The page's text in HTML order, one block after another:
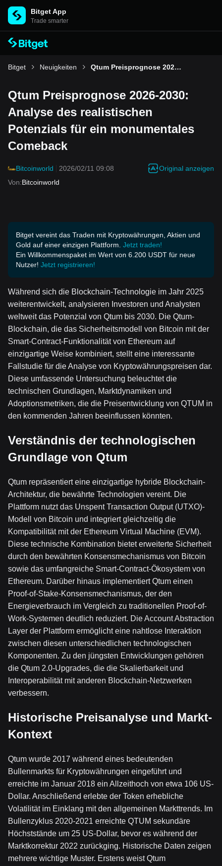
Bitget App
Trade smarter
Bitget Neuigkeiten Qtum Preisprognose 2026-2030: Analyse des realistischen Potenzials für ein monumentales Comeback
Qtum Preisprognose 2026-2030:
Analyse des realistischen
Potenzials für ein monumentales
Comeback
Bitcoinworld 2026/02/11 09:08
Original anzeigen
Von:Bitcoinworld
Bitget vereint das Traden mit Kryptowährungen, Aktien und
Gold auf einer einzigen Plattform. Jetzt traden!
Ein Willkommenspaket im Wert von 6.200 USDT für neue
Nutzer! Jetzt registrieren!
Während sich die Blockchain-Technologie im Jahr 2025
weiterentwickelt, analysieren Investoren und Analysten
weltweit das Potenzial von Qtum bis 2030. Die Qtum-
Blockchain, die das Sicherheitsmodell von Bitcoin mit der
Smart-Contract-Funktionalität von Ethereum auf
einzigartige Weise kombiniert, stellt eine interessante
Fallstudie für die Analyse von Kryptowährungspreisen dar.
Diese umfassende Untersuchung beleuchtet die
technischen Grundlagen, Marktdynamiken und
Adoptionsmetriken, die die Preisentwicklung von QTUM in
den kommenden Jahren beeinflussen könnten.
Verständnis der technologischen
Grundlage von Qtum
Qtum repräsentiert eine einzigartige hybride Blockchain-
Architektur, die bewährte Technologien vereint. Die
Plattform nutzt das Unspent Transaction Output (UTXO)-
Modell von Bitcoin und integriert gleichzeitig die
Kompatibilität mit der Ethereum Virtual Machine (EVM).
Diese technische Kombination bietet erweiterte Sicherheit
durch den bewährten Konsensmechanismus von Bitcoin
sowie das umfangreiche Smart-Contract-Ökosystem von
Ethereum. Darüber hinaus implementiert Qtum einen
Proof-of-Stake-Konsensmechanismus, der den
Energieverbrauch im Vergleich zu traditionellen Proof-of-
Work-Systemen deutlich reduziert. Die Account Abstraction
Layer der Plattform ermöglicht eine nahtlose Interaktion
zwischen diesen unterschiedlichen technologischen
Komponenten. Zu den jüngsten Entwicklungen gehören
die Qtum 2.0-Upgrades, die die Skalierbarkeit und
Interoperabilität mit anderen Blockchain-Netzwerken
verbessern.
Historische Preisanalyse und Markt-
Kontext
Qtum wurde 2017 während eines bedeutenden
Bullenmarkts für Kryptowährungen eingeführt und
erreichte im Januar 2018 ein Allzeithoch von etwa 106 US-
Dollar. Anschließend erlebte der Token erhebliche
Volatilität im Einklang mit den allgemeinen Markttrends. Im
Bullenzyklus 2020-2021 erreichte QTUM sekundäre
Höchststände um 25 US-Dollar, bevor es während der
Marktkorrektur 2022 zurückging. Historische Daten zeigen
mehrere wichtige Muster. Erstens weist Qtum